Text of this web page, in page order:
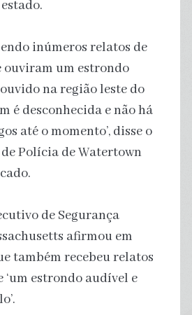
inúmeros relatos de
ouviram um estrondo
na região leste do
é desconhecida e não há
até o momento’, disse o
Polícia de Watertown
de Segurança
afirmou em
também recebeu relatos
‘um estrondo audível e